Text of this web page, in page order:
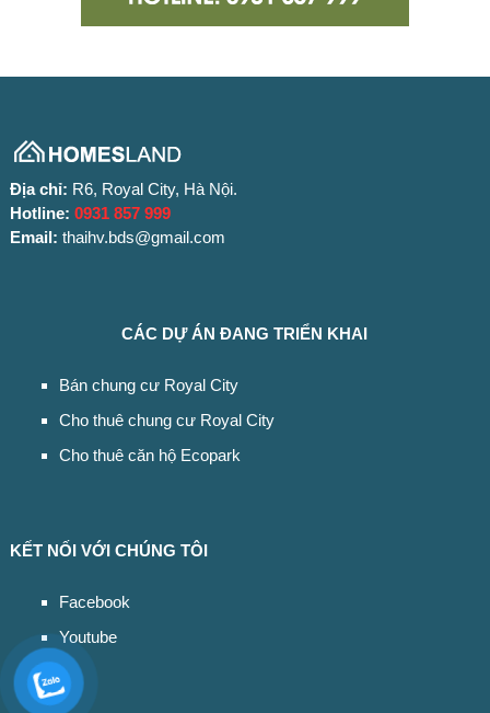
Địa chỉ: R6, Royal City, Hà Nội.
Hotline: 0931 857 999
Email: thaihv.bds@gmail.com
CÁC DỰ ÁN ĐANG TRIỂN KHAI
Bán chung cư Royal City
Cho thuê chung cư Royal City
Cho thuê căn hộ Ecopark
KẾT NỐI VỚI CHÚNG TÔI
Facebook
Youtube